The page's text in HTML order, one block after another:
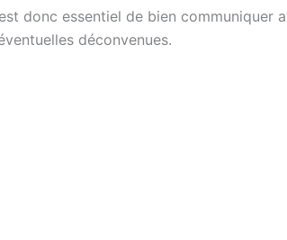
donc essentiel de bien communiquer
déconvenues.